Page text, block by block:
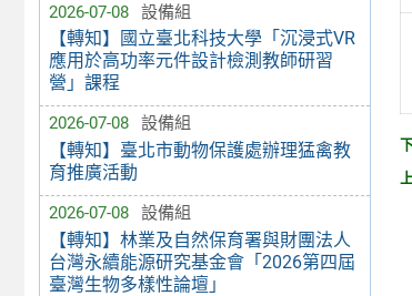
2026-07-08 設備組
【轉知】國立臺北科技大學「沉浸式VR
應用於高功率元件設計檢測教師研習
營」課程
2026-07-08 設備組
【轉知】臺北市動物保護處辦理猛禽教
育推廣活動
2026-07-08 設備組
【轉知】林業及自然保育署與財團法人
台灣永續能源研究基金會「2026第四屆
臺灣生物多樣性論壇」